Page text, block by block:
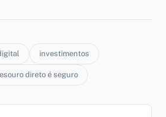
investimentos
direto é seguro